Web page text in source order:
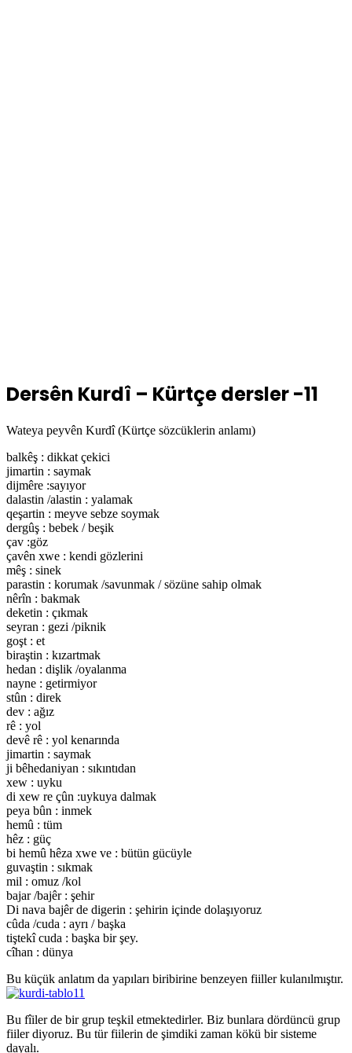
Dersên Kurdî – Kürtçe dersler -11
Wateya peyvên Kurdî (Kürtçe sözcüklerin anlamı)
balkêş : dikkat çekici
jimartin : saymak
dijmêre :sayıyor
dalastin /alastin : yalamak
qeşartin : meyve sebze soymak
dergûş : bebek / beşik
çav :göz
çavên xwe : kendi gözlerini
mêş : sinek
parastin : korumak /savunmak / sözüne sahip olmak
nêrîn : bakmak
deketin : çıkmak
seyran : gezi /piknik
goşt : et
biraştin : kızartmak
hedan : dişlik /oyalanma
nayne : getirmiyor
stûn : direk
dev : ağız
rê : yol
devê rê : yol kenarında
jimartin : saymak
ji bêhedaniyan : sıkıntıdan
xew : uyku
di xew re çûn :uykuya dalmak
peya bûn : inmek
hemû : tüm
hêz : güç
bi hemû hêza xwe ve : bütün gücüyle
guvaştin : sıkmak
mil : omuz /kol
bajar /bajêr : şehir
Di nava bajêr de digerin : şehirin içinde dolaşıyoruz
cûda /cuda : ayrı / başka
tiştekî cuda : başka bir şey.
cîhan : dünya
Bu küçük anlatım da yapıları biribirine benzeyen fiiller kulanılmıştır.
Bu fîiler de bir grup teşkil etmektedirler. Biz bunlara dördüncü grup
fiiler diyoruz. Bu tür fiilerin de şimdiki zaman kökü bir sisteme
dayalı.